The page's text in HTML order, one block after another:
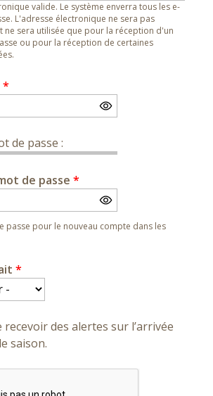
valide. Le système enverra tous les e-
L'adresse électronique ne sera pas
ne sera utilisée que pour la réception d'un
ou pour la réception de certaines
*
de passe :
de passe *
passe pour le nouveau compte dans les
*
recevoir des alertes sur l’arrivée
saison.